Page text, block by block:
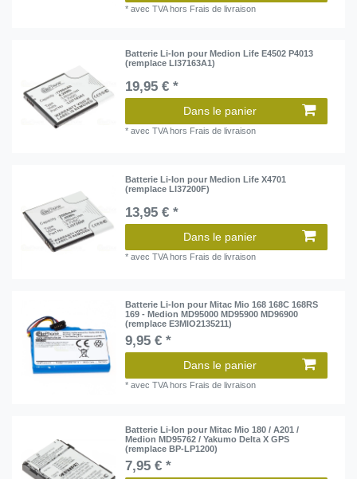
*avec TVAhors Frais de livraison
Batterie Li-Ion pour Medion Life E4502 P4013
(remplace LI37163A1)
19,95 € *
Dans le panier
*avec TVAhors Frais de livraison
Batterie Li-Ion pour Medion Life X4701
(remplace LI37200F)
13,95 € *
Dans le panier
*avec TVAhors Frais de livraison
Batterie Li-Ion pour Mitac Mio 168 168C 168RS
169 - Medion MD95000 MD95900 MD96900
(remplace E3MIO2135211)
9,95 € *
Dans le panier
*avec TVAhors Frais de livraison
Batterie Li-Ion pour Mitac Mio 180 / A201 /
Medion MD95762 / Yakumo Delta X GPS
(remplace BP-LP1200)
7,95 € *